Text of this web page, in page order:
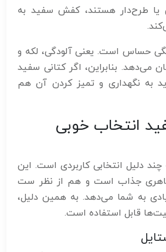
یا طرح‌دار هستند، کفش سفید به
حساس است. یعنی آلودگی، لکه و
می‌دهد. بنابراین، اگر کتانی سفید
به نگهداری و تمیز کردن آن هم
انتخاب خوبی
چند دلیل انتخابی کاربردی است. این
جذاب است و هم از نظر ست
به شما می‌دهد. به همین دلیل،
قابل استفاده است.